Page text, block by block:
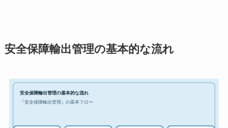
安全保障輸出管理の基本的な流れ
安全保障輸出管理の基本的な流れ
『安全保障輸出管理』の基本フロー